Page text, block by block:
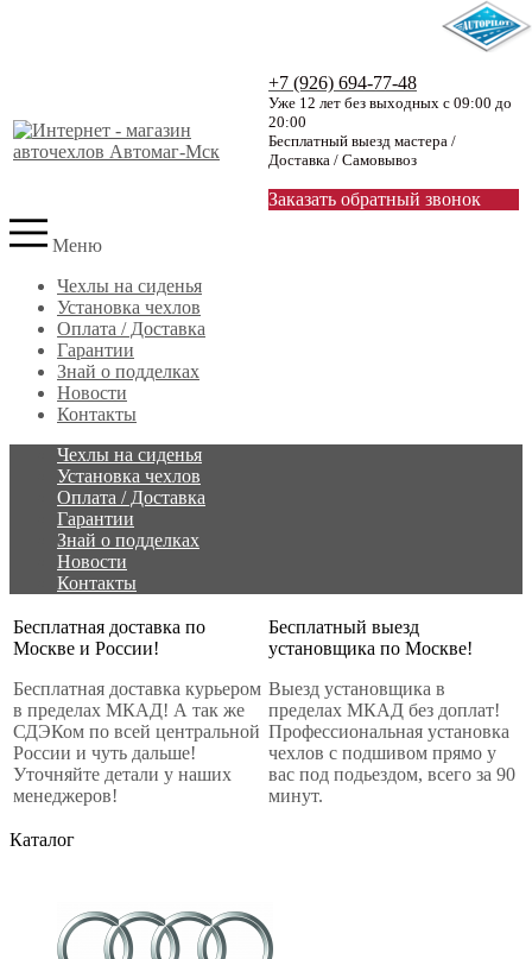
+7 (926) 694-77-48
Уже 12 лет без выходных с 09:00 до
20:00
Бесплатный выезд мастера /
Доставка / Самовывоз
Заказать обратный звонок
Меню
Чехлы на сиденья
Установка чехлов
Оплата / Доставка
Гарантии
Знай о подделках
Новости
Контакты
Чехлы на сиденья
Установка чехлов
Оплата / Доставка
Гарантии
Знай о подделках
Новости
Контакты
Бесплатная доставка по
Москве и России!
Бесплатная доставка курьером
в пределах МКАД! А так же
СДЭКом по всей центральной
России и чуть дальше!
Уточняйте детали у наших
менеджеров!
Бесплатный выезд
установщика по Москве!
Выезд установщика в
пределах МКАД без доплат!
Профессиональная установка
чехлов с подшивом прямо у
вас под подьездом, всего за 90
минут.
Каталог